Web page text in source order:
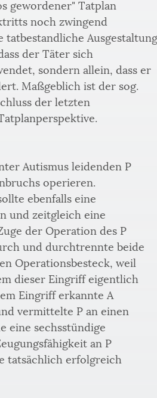
gewordener" Tatplan
noch zwingend
Ausgestaltung
der Täter sich
sondern allein, dass er
Maßgeblich ist der sog.
der letzten
Autismus leidenden P
operieren.
ebenfalls eine
und zeitgleich eine
der Operation des P
und durchtrennte beide
Operationsbesteck, weil
dieser Eingriff eigentlich
Eingriff erkannte A
vermittelte P an einen
eine sechsstündige
an P
tatsächlich erfolgreich